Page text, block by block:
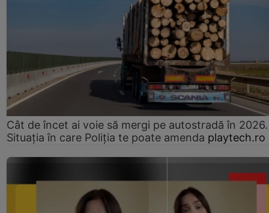
Cât de încet ai voie să mergi pe autostradă în 2026.
Situația în care Poliția te poate amenda playtech.ro